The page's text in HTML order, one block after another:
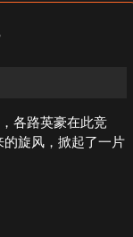
什
么
各路英豪在此竞
旋风，掀起了一片